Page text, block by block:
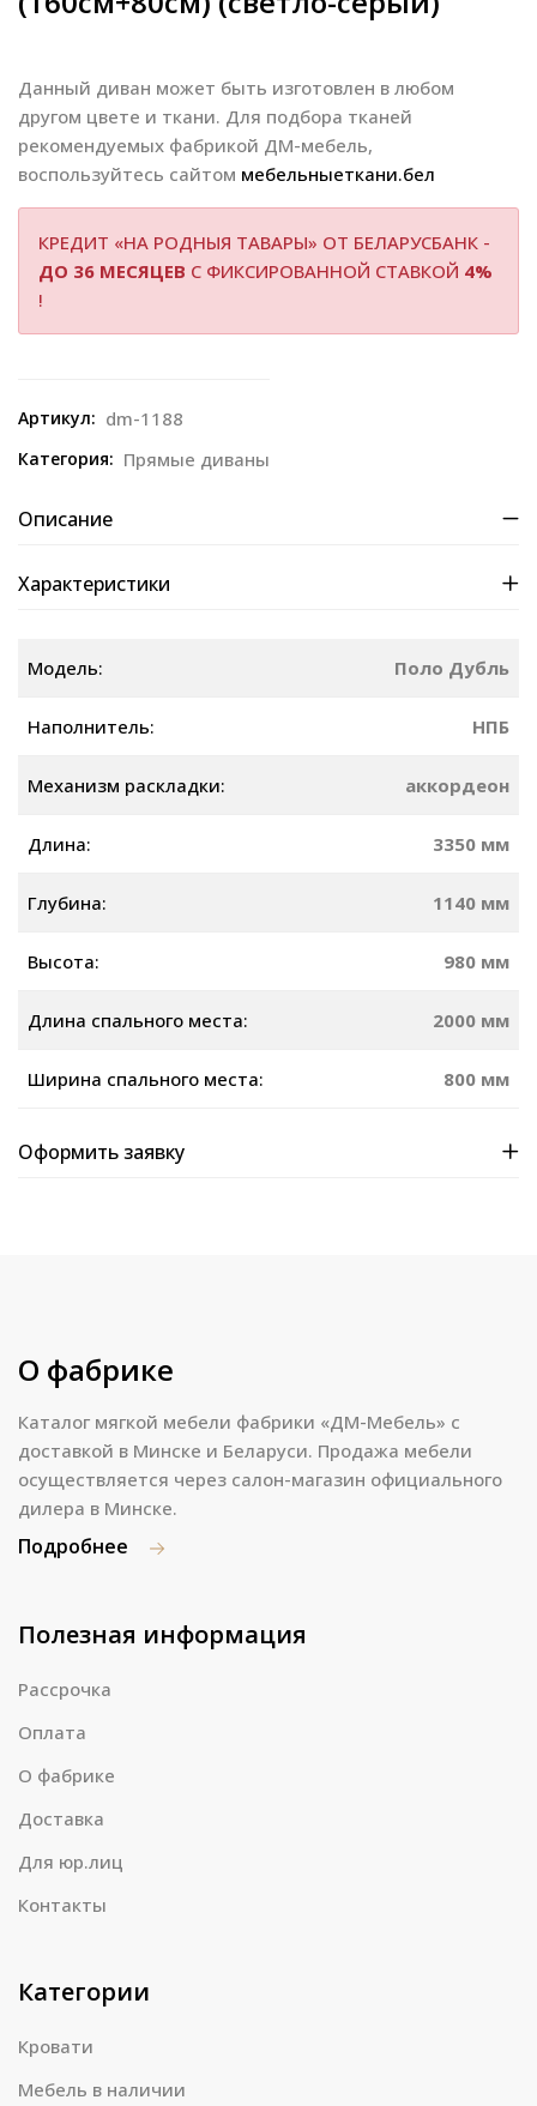
Данный диван может быть изготовлен в любом
другом цвете и ткани. Для подбора тканей
рекомендуемых фабрикой ДМ-мебель,
воспользуйтесь сайтом мебельныеткани.бел
КРЕДИТ «НА РОДНЫЯ ТАВАРЫ» ОТ БЕЛАРУСБАНК -
ДО 36 МЕСЯЦЕВ С ФИКСИРОВАННОЙ СТАВКОЙ 4%
!
Артикул: dm-1188
Категория: Прямые диваны
Описание
Характеристики
Модель: Поло Дубль
Наполнитель: НПБ
Механизм раскладки: аккордеон
Длина: 3350 мм
Глубина: 1140 мм
Высота: 980 мм
Длина спального места: 2000 мм
Ширина спального места: 800 мм
Оформить заявку
О фабрике
Каталог мягкой мебели фабрики «ДМ-Мебель» с
доставкой в Минске и Беларуси. Продажа мебели
осуществляется через салон-магазин официального
дилера в Минске.
Подробнее
Полезная информация
Рассрочка
Оплата
О фабрике
Доставка
Для юр.лиц
Контакты
Категории
Кровати
Мебель в наличии